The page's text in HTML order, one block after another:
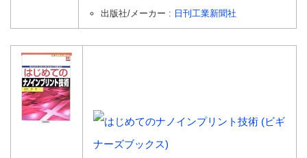
出版社/メーカー : 日刊工業新聞社
はじめてのナノインプリント技術 (ビギ
ナーズブックス)